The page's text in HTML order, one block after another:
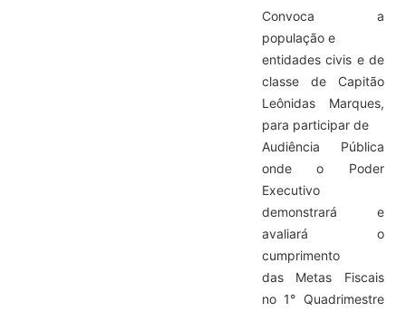
Convoca a
população e
entidades civis e de
classe de Capitão
Leônidas Marques,
para participar de
Audiência Pública
onde o Poder
Executivo
demonstrará e
avaliará o
cumprimento
das Metas Fiscais
no 1° Quadrimestre